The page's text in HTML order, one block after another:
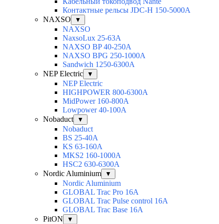
Контактные рельсы JDC-H 150-5000A
NAXSO
▼
NAXSO
NaxsoLux 25-63A
NAXSO BP 40-250A
NAXSO BPG 250-1000A
Sandwich 1250-6300A
NEP Electric
▼
NEP Electric
HIGHPOWER 800-6300А
MidPower 160-800А
Lowpower 40-100А
Nobaduct
▼
Nobaduct
BS 25-40A
KS 63-160A
MKS2 160-1000A
HSC2 630-6300A
Nordic Aluminium
▼
Nordic Aluminium
GLOBAL Trac Pro 16А
GLOBAL Trac Pulse control 16А
GLOBAL Trac Base 16А
PitON
▼